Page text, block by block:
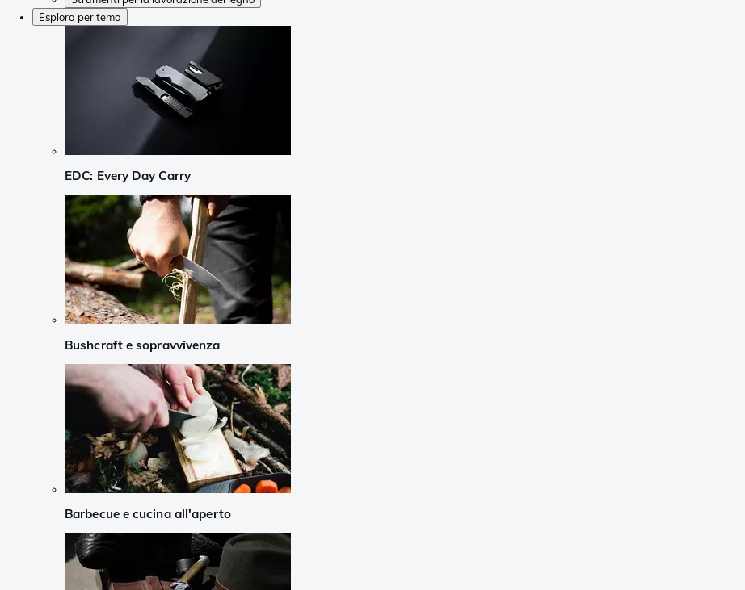
Esplora per tema
EDC: Every Day Carry
Bushcraft e sopravvivenza
Barbecue e cucina all'aperto